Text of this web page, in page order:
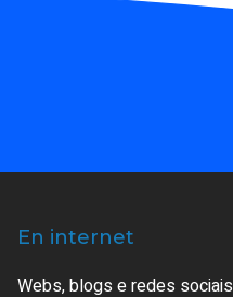
En internet
Webs, blogs e redes sociais